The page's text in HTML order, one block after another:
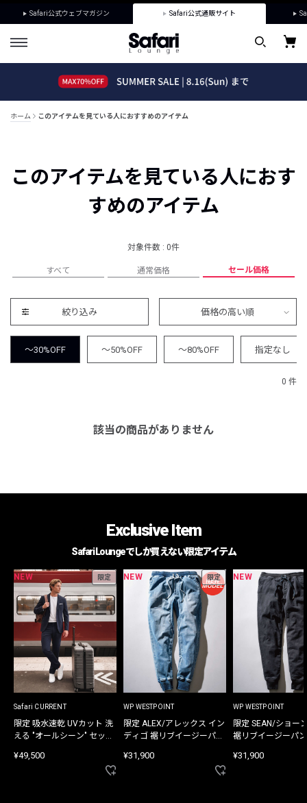
Safari公式ウェブマガジン Safari公式通販サイト
ホーム このアイテムを見ている人におすすめのアイテム
このアイテムを見ている人におす
すめのアイテム
対象件数 : 0件
すべて 通常価格 セール価格
絞り込み 価格の高い順
～30%OFF ～50%OFF ～80%OFF 指定なし
0 件
該当の商品がありません
Exclusive Item
Safari Loungeでしか買えない限定アイテム
NEW 限定
Safari CURRENT
限定 吸水速乾 UVカット 洗
える "オールシーン" セット
¥49,500
NEW 限定
WP WESTPOINT
限定 ALEX/アレックス イン
ディゴ 裾リブイージーパン
¥31,900
NEW
WP WESTPOINT
限定 SEAN/ショー
裾リブイージーパ
¥31,900